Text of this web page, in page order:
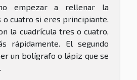
empezar a rellenar la
o cuatro si eres principiante.
la cuadrícula tres o cuatro,
rápidamente. El segundo
un bolígrafo o lápiz que se